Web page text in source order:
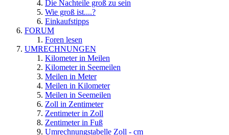
Die Nachteile groß zu sein
Wie groß ist....?
Einkaufstipps
FORUM
Foren lesen
UMRECHNUNGEN
Kilometer in Meilen
Kilometer in Seemeilen
Meilen in Meter
Meilen in Kilometer
Meilen in Seemeilen
Zoll in Zentimeter
Zentimeter in Zoll
Zentimeter in Fuß
Umrechnungstabelle Zoll - cm